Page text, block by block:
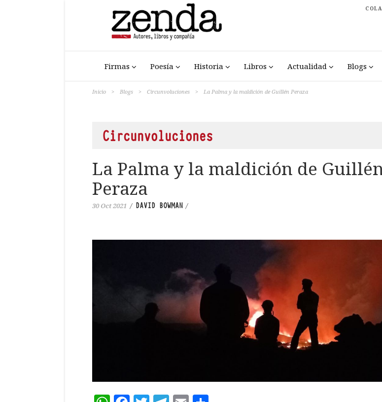
Firmas Poesía Historia Libros Actualidad Blogs
Inicio > Blogs > Circunvoluciones > La Palma y la maldición de Guillén Peraza
Circunvoluciones
La Palma y la maldición de
Peraza
30 Oct 2021 / DAVID BOWMAN /